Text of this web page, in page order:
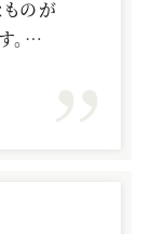
のが
スタ
て下
てく